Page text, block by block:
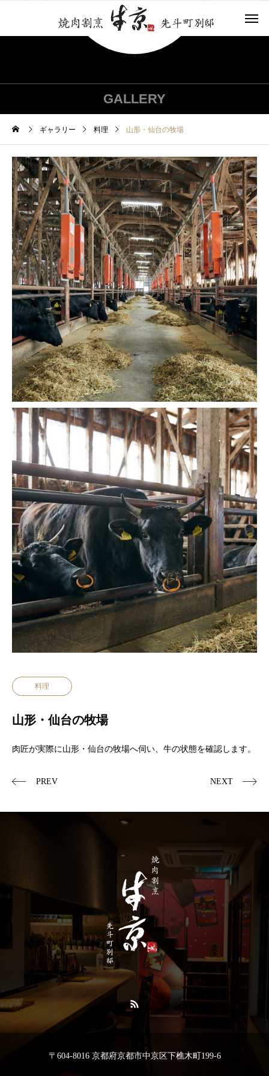
GALLERY
ギャラリー 料理 山形・仙台の牧場
料理
山形・仙台の牧場
肉匠が実際に山形・仙台の牧場へ伺い、牛の状態を確認します。
PREV NEXT
〒604-8016 京都府京都市中京区下樵木町199-6